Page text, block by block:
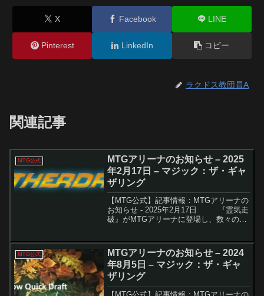
X Facebook LINE
Pinterest LinkedIn コピー
ラクドス教団員A
関連記事
MTG公式
MTGアリーナのお知らせ – 2025
年2月17日 – マジック：ザ・ギャ
ザリング
【MTG公式】記事情報：MTGアリーナの
お知らせ - 2025年2月17日 『霊気走
破』がMTGアリーナに登場し、数々の新
アリーナ限定のキャンペーンや新...
MTG公式
MTGアリーナのお知らせ – 2024
年8月5日 – マジック：ザ・ギャ
ザリング
【MTG公式】記事情報：MTGアリーナの